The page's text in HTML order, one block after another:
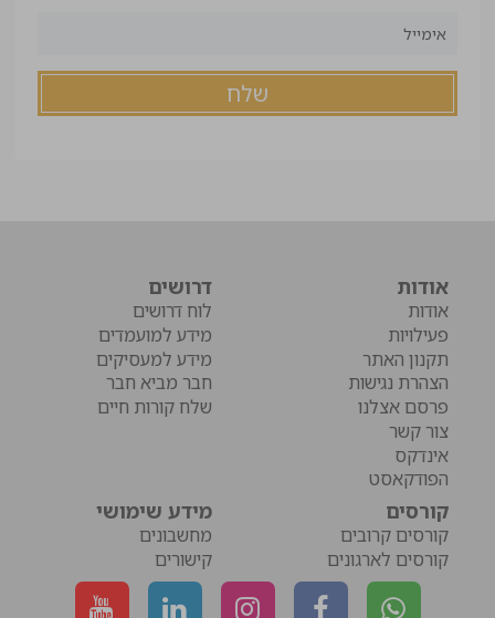
אודות
אודות
פעילויות
תקנון האתר
הצהרת נגישות
פרסם אצלנו
צור קשר
אינדקס
הפודקאסט
דרושים
לוח דרושים
מידע למועמדים
מידע למעסיקים
חבר מביא חבר
שלח קורות חיים
קורסים
קורסים קרובים
קורסים לארגונים
מידע שימושי
מחשבונים
קישורים